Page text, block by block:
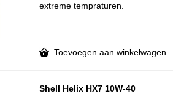
extreme tempraturen.
Toevoegen aan winkelwagen
Shell Helix HX7 10W-40